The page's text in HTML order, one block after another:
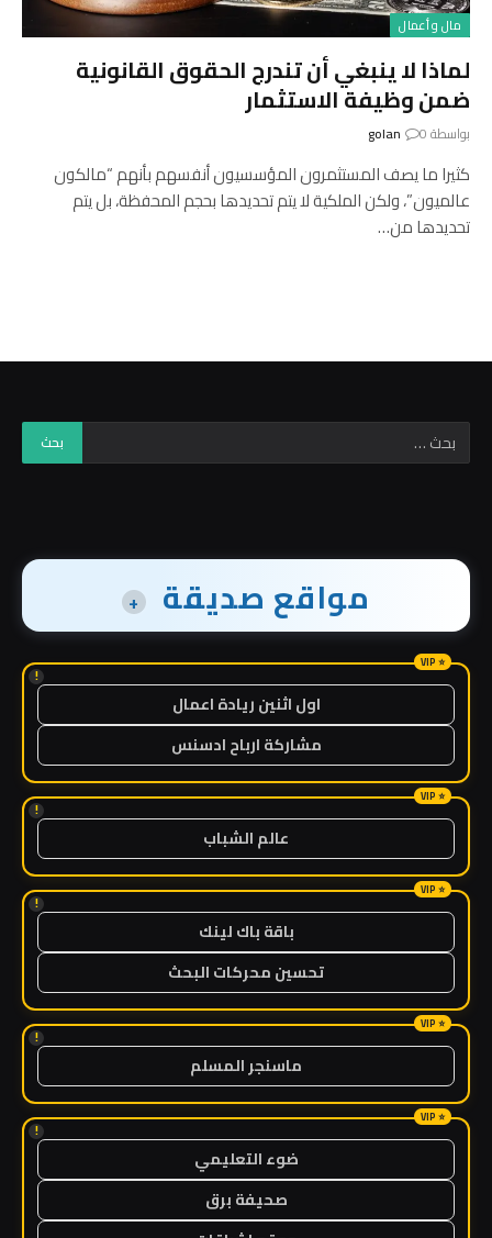
مال و أعمال
لماذا لا ينبغي أن تندرج الحقوق القانونية
ضمن وظيفة الاستثمار
بواسطة golan 0
كثيرا ما يصف المستثمرون المؤسسيون أنفسهم بأنهم “مالكون
عالميون”، ولكن الملكية لا يتم تحديدها بحجم المحفظة، بل يتم
تحديدها من…
مواقع صديقة +
!
اول اثنين ريادة اعمال
مشاركة ارباح ادسنس
!
عالم الشباب
!
باقة باك لينك
تحسين محركات البحث
!
ماسنجر المسلم
!
ضوء التعليمي
صحيفة برق